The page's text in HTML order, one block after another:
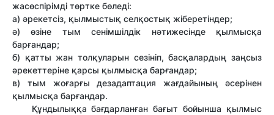
жасөспірімді төртке бөледі:
а) әрекетсіз, қылмыстық селқостық жіберетіндер;
ә) өзіне тым сенімшілдік нәтижесінде қылмысқа
барғандар;
б) қатты жан толқуларын сезініп, басқалардың заңсыз
әрекеттеріне қарсы қылмысқа барғандар;
в) тым жоғарғы дезадаптация жағдайының әсерінен
қылмысқа барғандар.
Құндылыққа бағдарланған бағыт бойынша қылмыс